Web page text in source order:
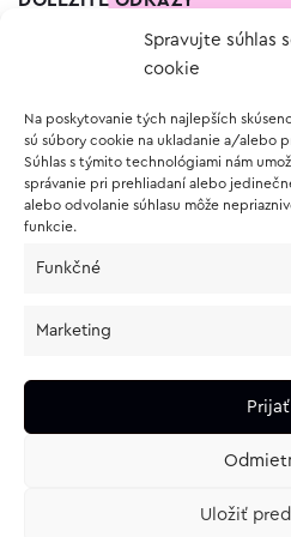
Spravujte súhlas
cookie
Na poskytovanie tých najlepších
sú súbory cookie na ukladanie a/alebo
Súhlas s týmito technológiami nám
správanie pri prehliadaní alebo
alebo odvolanie súhlasu môže
funkcie.
Funkčné
Marketing
Prijať
Uložiť
Vernostný program
O NÁKUPE
Vrátenie a reklamácia tovaru